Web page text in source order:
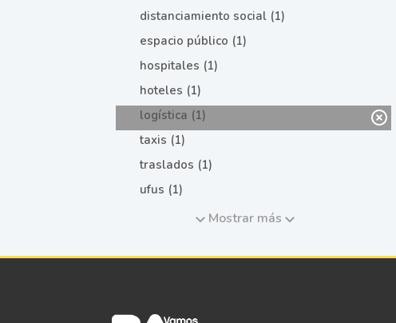
distanciamiento social (1)
espacio público (1)
hospitales (1)
hoteles (1)
logística (1)
taxis (1)
traslados (1)
ufus (1)
Mostrar más